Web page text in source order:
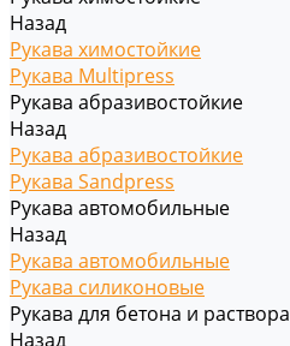
Назад
Рукава химостойкие
Рукава Multipress
Рукава абразивостойкие
Назад
Рукава абразивостойкие
Рукава Sandpress
Рукава автомобильные
Назад
Рукава автомобильные
Рукава силиконовые
Рукава для бетона и раствора
Назад